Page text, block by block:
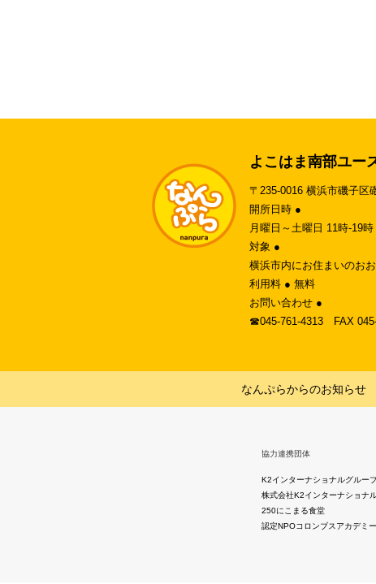
よこはま南部ユー
〒235-0016 横浜市磯子区
開所日時 ●
月曜日～土曜日 11時-19
対象 ●
横浜市内にお住まいのお
利用料 ● 無料
お問い合わせ ●
☎︎045-761-4313 FAX
なんぷらからのお知らせ
協力連携団体
K2インターナショナルグルー
株式会社K2インターナショナ
250にこまる食堂
認定NPOコロンブスアカデミー